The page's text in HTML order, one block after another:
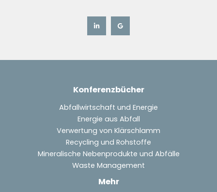
Konferenzbücher
Abfallwirtschaft und Energie
Energie aus Abfall
Verwertung von Klärschlamm
Recycling und Rohstoffe
Mineralische Nebenprodukte und Abfälle
Waste Management
Mehr